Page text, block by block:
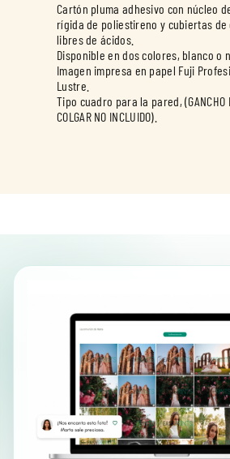
Cartón pluma adhesivo con núcleo
rígida de poliestireno y cubiertas
libres de ácidos.
Disponible en dos colores, blanco o
Imagen impresa en papel Fuji
Lustre.
Tipo cuadro para la pared, (GANCHO
COLGAR NO INCLUIDO).